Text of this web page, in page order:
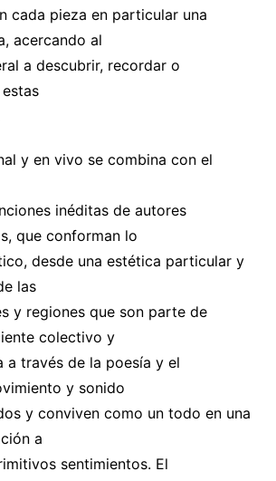
cada pieza en particular una
acercando al
a descubrir, recordar o
y en vivo se combina con el
inéditas de autores
que conforman lo
desde una estética particular y
las
y regiones que son parte de
colectivo y
a través de la poesía y el
y sonido
y conviven como un todo en una
a
sentimientos. El